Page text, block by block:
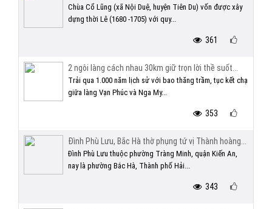
Chùa Cổ Lũng (xã Nội Duệ, huyện Tiên Du) vốn được xây
dựng thời Lê (1680 -1705) với quy...
361
2 ngôi làng cách nhau 30km giữ trọn lời thề suốt...
Trải qua 1.000 năm lịch sử với bao thăng trầm, tục kết chạ
giữa làng Vạn Phúc và Nga My...
353
Đình Phù Lưu, Bắc Hà thờ phụng tứ vị Thành hoàng...
Đình Phù Lưu thuộc phường Tràng Minh, quận Kiến An,
nay là phường Bắc Hà, Thành phố Hải...
343